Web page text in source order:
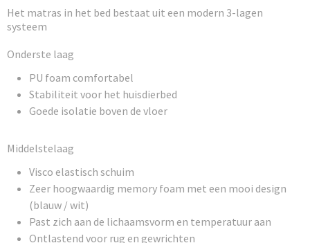
Het matras in het bed bestaat uit een modern 3-lagen
systeem
Onderste laag
PU foam comfortabel
Stabiliteit voor het huisdierbed
Goede isolatie boven de vloer
Middelstelaag
Visco elastisch schuim
Zeer hoogwaardig memory foam met een mooi design
(blauw / wit)
Past zich aan de lichaamsvorm en temperatuur aan
Ontlastend voor rug en gewrichten